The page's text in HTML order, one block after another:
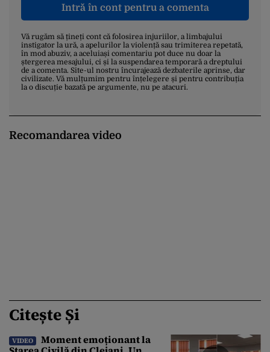
Intră în cont pentru a comenta
Vă rugăm să țineți cont că folosirea injuriilor, a limbajului
instigator la ură, a apelurilor la violență sau trimiterea repetată,
în mod abuziv, a aceluiași comentariu pot duce nu doar la
ștergerea mesajului, ci și la suspendarea temporară a dreptului
de a comenta. Site-ul nostru încurajează dezbaterile aprinse, dar
civilizate. Vă mulțumim pentru înțelegere și pentru contribuția
la o discuție bazată pe argumente, nu pe atacuri.
Recomandarea video
Citește Și
VIDEO
Moment emoționant la